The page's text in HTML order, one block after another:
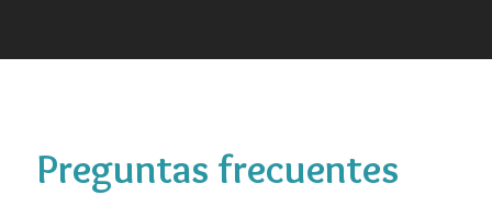
Preguntas frecuentes